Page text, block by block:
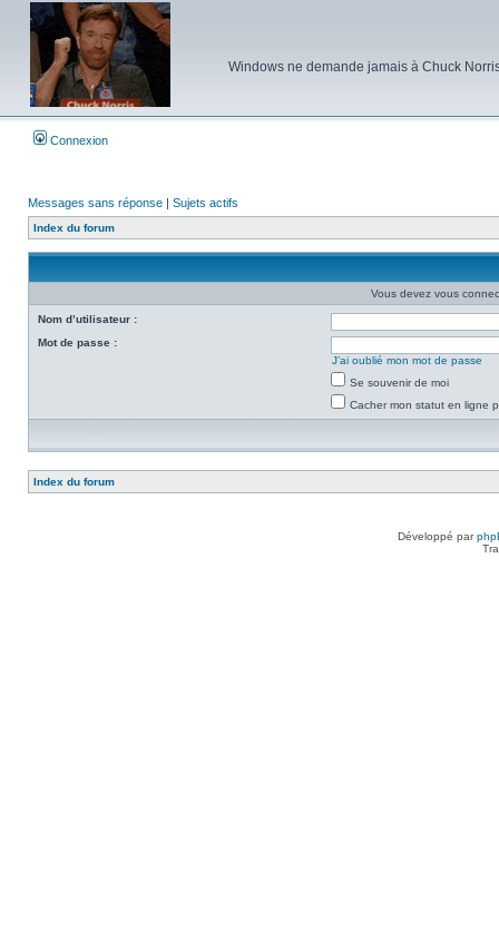
Windows ne demande jamais à Chuck
Connexion
Messages sans réponse | Sujets actifs
Index du forum
Vous devez vous
Nom d’utilisateur :
Mot de passe :
J’ai oublié mon mot de passe
Se souvenir de moi
Cacher mon statut en ligne
Index du forum
Développé par